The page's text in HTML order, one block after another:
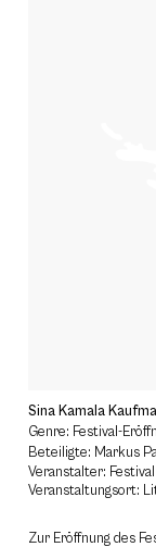
Sina Kamala
Genre: Festival-
Beteiligte: Markus
Veranstalter:
Veranstaltungsort:
Zur Eröffnung des